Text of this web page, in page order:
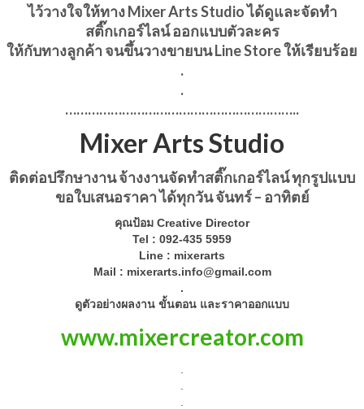
ไว้วางใจให้ทางMixer Arts Studioได้ดูและจัดทำ
สติ๊กเกอร์ไลน์ ออกแบบตัวละคร
ให้กับทางลูกค้าจนขึ้นวางขายบน Line Store ให้เรียบร้อย
.
.
……………………………………………………..
Mixer Arts Studio
ติดต่อปรึกษางาน จ้างงานจัดทำสติ๊กเกอร์ไลน์ ทุกรูปแบบ
ขอใบเสนอราคา ได้ทุกวัน จันทร์ – อาทิตย์
คุณป้อม Creative Director
Tel : 092-435 5959
Line : mixerarts
Mail : mixerarts.info@gmail.com
.
ดูตัวอย่างผลงาน ขั้นตอน และราคาออกแบบ
www.mixercreator.com